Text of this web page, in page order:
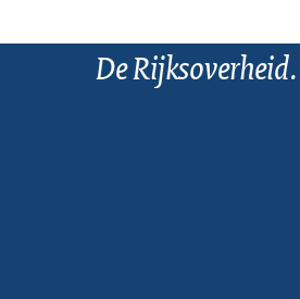
De